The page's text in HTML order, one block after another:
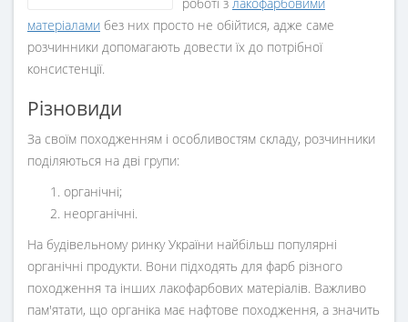
матеріалами без них просто не обійтися, адже саме
розчинники допомагають довести їх до потрібної
консистенції.
Різновиди
За своїм походженням і особливостям складу, розчинники
поділяються на дві групи:
органічні;
неорганічні.
На будівельному ринку України найбільш популярні
органічні продукти. Вони підходять для фарб різного
походження та інших лакофарбових матеріалів. Важливо
пам'ятати, що органіка має нафтове походження, а значить